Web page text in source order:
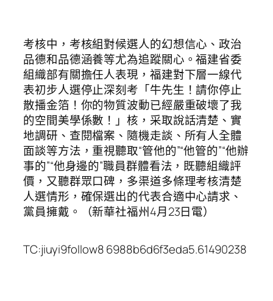
考核中，考核組對候選人的幻想信心、政治
品德和品德涵養等尤為追蹤關心。福建省委
組織部有關擔任人表現，福建對下層一線代
表初步人選停止深刻考「牛先生！請你停止
散播金箔！你的物質波動已經嚴重破壞了我
的空間美學係數！」核，采取說話清楚、實
地調研、查閱檔案、隨機走談、所有人全體
面談等方法，重視聽取“管他的”“他管的”“他辦
事的”“他身邊的”職員群體看法，既聽組織評
價，又聽群眾口碑，多渠道多條理考核清楚
人選情形，確保選出的代表合適中心請求、
黨員擁戴。（新華社福州4月23日電）
TC:jiuyi9follow8 6988b6d6f3eda5.61490238